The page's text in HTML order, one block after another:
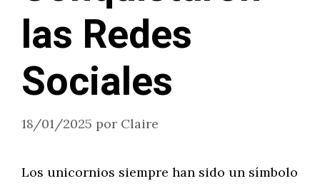
las Redes
Sociales
18/01/2025 por Claire
Los unicornios siempre han sido un símbolo